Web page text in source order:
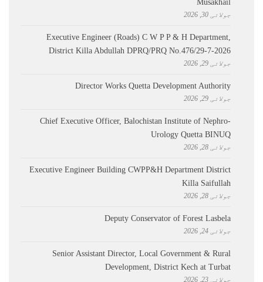
Musakhail
جولائی 30, 2026
Executive Engineer (Roads) C W P P & H Department,
District Killa Abdullah ​DPRQ/PRQ No.476/29-7-2026
جولائی 29, 2026
Director Works Quetta Development Authority
جولائی 29, 2026
Chief Executive Officer, Balochistan Institute of Nephro-
Urology Quetta BINUQ
جولائی 28, 2026
Executive Engineer Building CWPP&H Department District
Killa Saifullah
جولائی 28, 2026
Deputy Conservator of Forest Lasbela
جولائی 24, 2026
Senior Assistant Director, Local Government & Rural
Development, District Kech at Turbat
جولائی 23, 2026